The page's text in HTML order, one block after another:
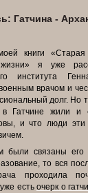
Гатчина -
книги «Старая
жизни» я уже
института
врачом и
долг. Но
Гатчине жили и
и что люди эти
были связаны его
то вся
проходила
есть очерк о